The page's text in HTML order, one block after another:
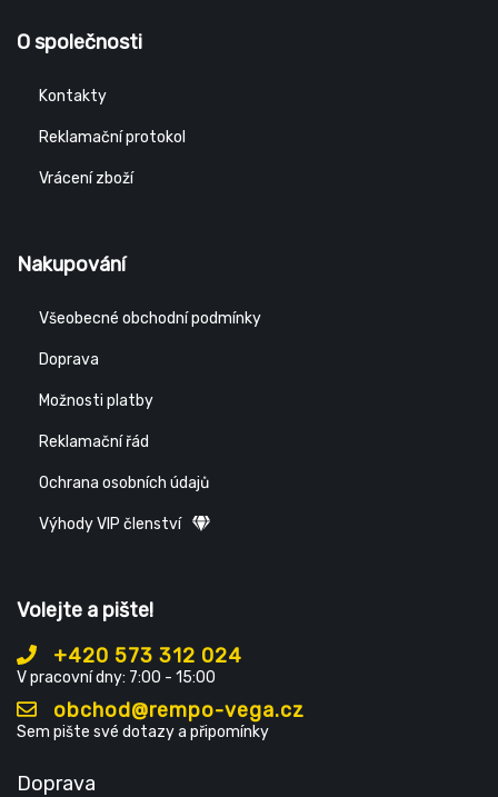
O společnosti
Kontakty
Reklamační protokol
Vrácení zboží
Nakupování
Všeobecné obchodní podmínky
Doprava
Možnosti platby
Reklamační řád
Ochrana osobních údajů
Výhody VIP členství
Volejte a pište!
+420 573 312 024
V pracovní dny: 7:00 - 15:00
obchod@rempo-vega.cz
Sem pište své dotazy a připomínky
Doprava